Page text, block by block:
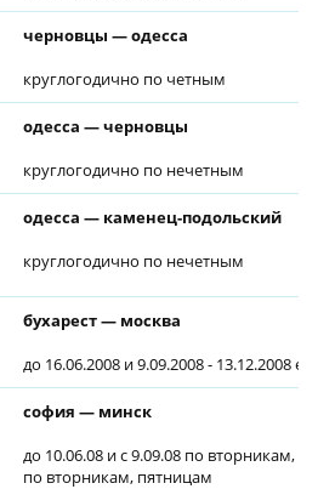
черновцы — одесса
круглогодично по четным
одесса — черновцы
круглогодично по нечетным
одесса — каменец-подольский
круглогодично по нечетным
бухарест — москва
до 16.06.2008 и 9.09.2008 - 13.12.2008
софия — минск
до 10.06.08 и с 9.09.08 по вторникам,
по вторникам, пятницам